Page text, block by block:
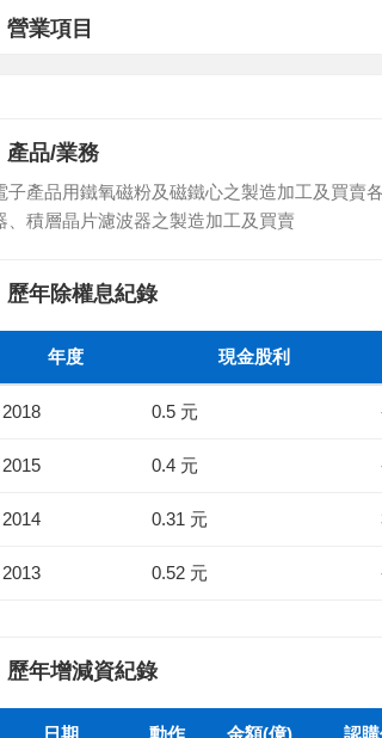
營業項目
產品/業務
子產品用鐵氧磁粉及磁鐵心之製造加工及買賣
、積層晶片濾波器之製造加工及買賣
歷年除權息紀錄
年度 現金股利
2018 0.5 元
2015 0.4 元
2014 0.31 元
2013 0.52 元
歷年增減資紀錄